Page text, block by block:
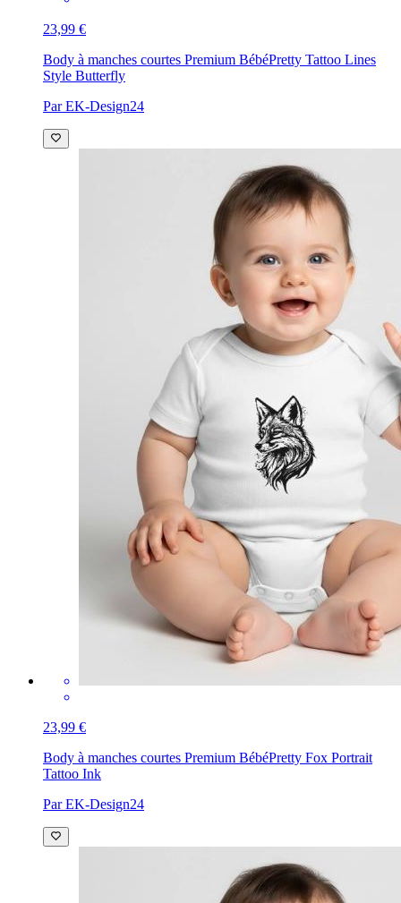
23,99 €
Body à manches courtes Premium BébéPretty Tattoo Lines
Style Butterfly
Par EK-Design24
23,99 €
Body à manches courtes Premium BébéPretty Fox Portrait
Tattoo Ink
Par EK-Design24